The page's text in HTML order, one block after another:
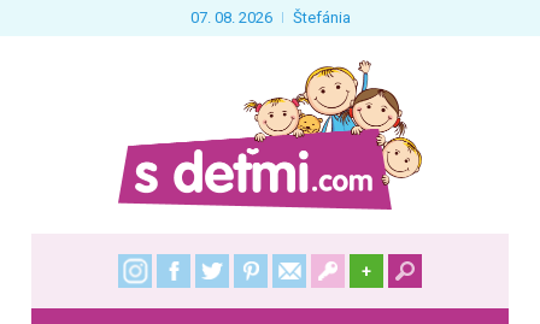
07. 08. 2026 Štefánia
+